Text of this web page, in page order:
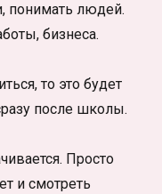
понимать людей.
бизнеса.
то это будет
после школы.
Просто
и смотреть